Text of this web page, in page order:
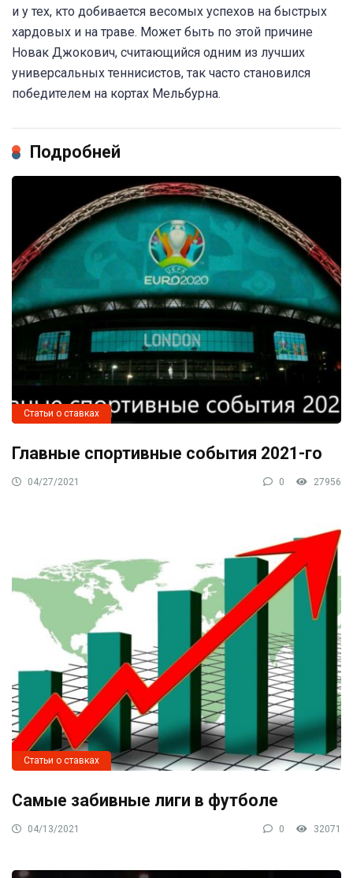
и у тех, кто добивается весомых успехов на быстрых
хардовых и на траве. Может быть по этой причине
Новак Джокович, считающийся одним из лучших
универсальных теннисистов, так часто становился
победителем на кортах Мельбурна.
Подробней
Статьи о ставках
Главные спортивные события 2021-го
04/27/2021 0 27956
Статьи о ставках
Самые забивные лиги в футболе
04/13/2021 0 32071